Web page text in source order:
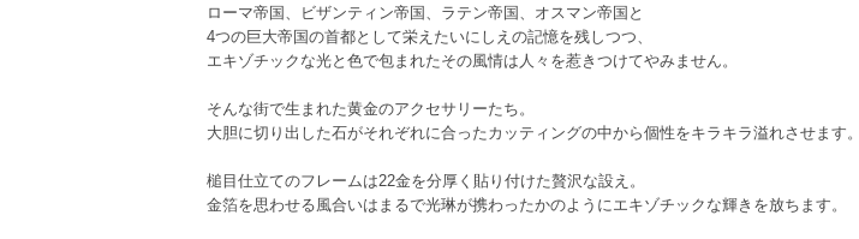
ローマ帝国、ビザンティン帝国、ラテン帝国、オスマン帝国と
4つの巨大帝国の首都として栄えたいにしえの記憶を残しつつ、
エキゾチックな光と色で包まれたその風情は人々を惹きつけてやみません。
そんな街で生まれた黄金のアクセサリーたち。
大胆に切り出した石がそれぞれに合ったカッティングの中から個性をキラキラ溢れさせます。
槌目仕立てのフレームは22金を分厚く貼り付けた贅沢な設え。
金箔を思わせる風合いはまるで光琳が携わったかのようにエキゾチックな輝きを放ちます。